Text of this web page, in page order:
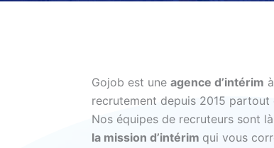
Gojob est une agence d’intérim
recrutement depuis 2015 partout
Nos équipes de recruteurs sont
la mission d’intérim qui vous